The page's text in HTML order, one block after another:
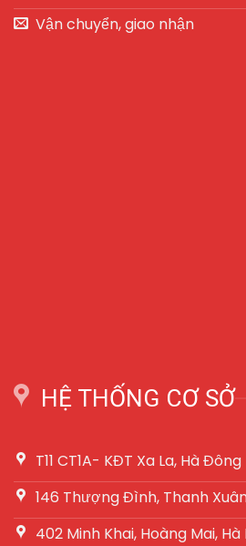
Vận chuyển, giao nhận
HỆ THỐNG CƠ SỞ
T11 CT1A- KĐT Xa La, Hà Đông
146 Thượng Đình, Thanh
402 Minh Khai, Hoàng Mai, Hà